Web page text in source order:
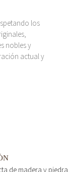
los
nobles y
actual y
de madera y piedra.